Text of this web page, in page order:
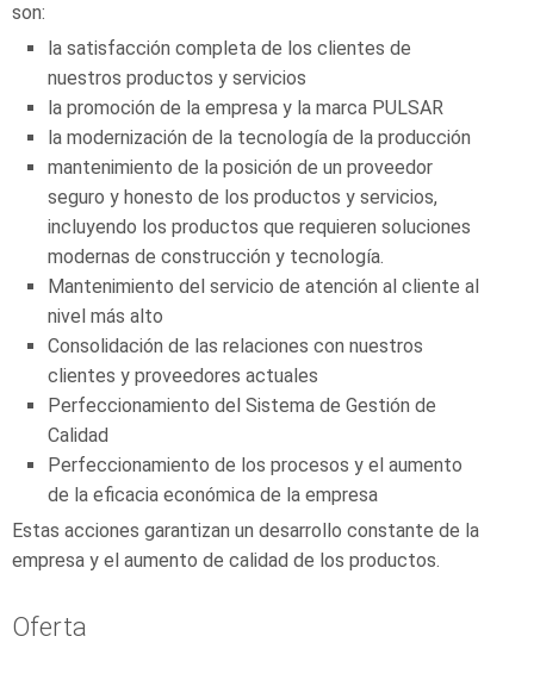
son:
la satisfacción completa de los clientes de
nuestros productos y servicios
la promoción de la empresa y la marca PULSAR
la modernización de la tecnología de la producción
mantenimiento de la posición de un proveedor
seguro y honesto de los productos y servicios,
incluyendo los productos que requieren soluciones
modernas de construcción y tecnología.
Mantenimiento del servicio de atención al cliente al
nivel más alto
Consolidación de las relaciones con nuestros
clientes y proveedores actuales
Perfeccionamiento del Sistema de Gestión de
Calidad
Perfeccionamiento de los procesos y el aumento
de la eficacia económica de la empresa
Estas acciones garantizan un desarrollo constante de la
empresa y el aumento de calidad de los productos.
Oferta